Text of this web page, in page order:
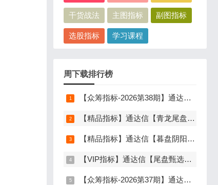
干货战法 主图指标 副图指标
选股指标 学习课程
周下载排行榜
【众筹指标-2026第38期】通达信【分歧转多】指标，主图、副图、选股，首板分歧低吸二波行情，信号少，胜率高，手机电脑通达信通用
【精品指标】通达信【青龙尾盘】指标，副图排序，分时主图，排序潜伏，次日套利，信号可回看，超短策略，仅限电脑通达信使用
【精品指标】通达信【暮盘阴阳序】指标，副图排序，尾盘选股，电脑版量化辅助工具，尾盘排序，信号全天不变，仅限电脑通达信使用
【VIP指标】通达信【尾盘甄选排序】指标，副图排序，短线打造的尾盘战法，今买明卖超短战法，信号可回测，仅限电脑通达信使用
【众筹指标-2026第37期】通达信【谛听竞价】指标，副图排序、选股，原价5980元的早盘竞价指标，可回测历史数据，信号全天不变，开放源码可永久使用，手机电脑通达信通用